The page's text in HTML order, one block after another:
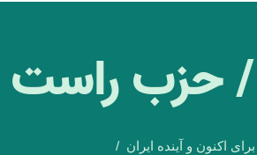
راست
اکنون و آینده ایران